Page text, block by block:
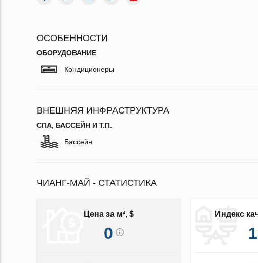
ОСОБЕННОСТИ
ОБОРУДОВАНИЕ
Кондиционеры
ВНЕШНЯЯ ИНФРАСТРУКТУРА
СПА, БАССЕЙН И Т.П.
Бассейн
ЧИАНГ-МАЙ - СТАТИСТИКА
Цена за м², $
0
Индекс